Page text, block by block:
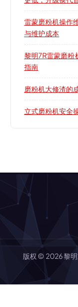
雷蒙磨粉机操作
与维护成本
黎明7R雷蒙磨粉
指南
磨粉机大修渣的
立式磨粉机安全
版权 © 2026 黎明